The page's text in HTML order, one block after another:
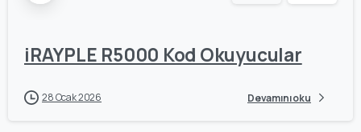
iRAYPLE R5000 Kod Okuyucular
28 Ocak 2026 Devamını oku